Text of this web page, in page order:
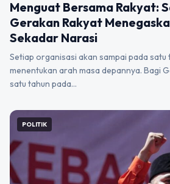
Menguat Bersama Rakyat:
Gerakan Rakyat
Sekadar Narasi
Setiap organisasi akan sampai pada satu
menentukan arah masa depannya. Bagi
satu tahun pada…
POLITIK